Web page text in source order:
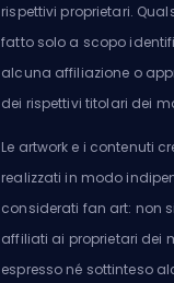
rispettivi proprietari.
fatto solo a scopo
alcuna affiliazione o
dei rispettivi titolari dei
Le artwork e i contenuti
realizzati in modo
considerati fan art: non
affiliati ai proprietari dei
espresso né sottinteso